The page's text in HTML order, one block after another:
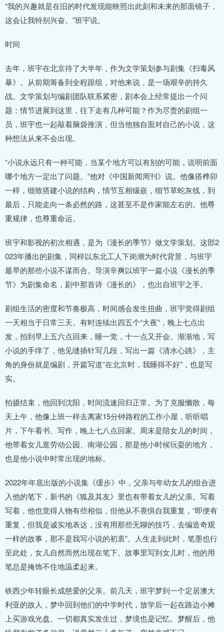
“我的兴趣就是在旧的时代发现能映照出此刻和未来的那面镜子，
这会让我特别兴奋。”班宇说。
时间
去年，班宇在北京待了大半年，作为文学策划参与剧集《扫毒风
暴》。从前期筹备到全程跟组，对他来说，是一场艰辛的持久
战。文学策划与编剧团队联系紧密，剧本会上经常提出一个问
题：情节进展到这里，往下走有几种可能？作为尽责的剧组一
员，班宇也一起敲着脑袋推演，但当他独自面对自己的小说，这
种想法从来不会出现。
“小说永远只有一种可能，当某个地方可以有别的可能，说明前面
哪个地方一定出了问题。”他对《中国新闻周刊》说。他像搭榫卯
一样，细致搭建小说的结构，情节互相镶嵌，细节草蛇灰线，到
最后，只能走向一条必然的路，这甚至不是作家能左右的。他尊
重规律，也尊重命运。
班宇和影视的初次相遇，是为《漫长的季节》做文学策划。这部2
023年播出的剧集，同样以东北工人下岗潮为时代背景，与班宇
最早的那些小说不谋而合。导演辛爽以班宇一篇小说《漫长的季
节》为剧集命名，剧中那首诗《漫长的》，也出自班宇之手。
剧组生活的密度和节奏极高，时间感会发生扭曲，班宇觉得剧组
一天相当于日常三天。有时连续出四五个“大夜”，晚上七点出
发，拍到早上五六点回来，睡一觉，十一点又开会。渐渐地，写
小说的手痒了，他见缝插针写几段，写出一篇《清水心跳》，主
角的身份就是编剧，开篇写道“在北京时，我睡得不好”，也是写
实。
拍摄结束，他回到沈阳，时间流速回归正常。为了克服懒散，每
天上午，他像上班一样去离家15分钟路程的工作小屋，听听唱
片，下午看书、写作，晚上七八点回家。周末是陪女儿的时间，
他带着女儿逛劳动公园、南湖公园，那是他小时候玩耍的地方，
也是他小说中时常出现的地标。
2022年年底出版的小说集《缓步》中，父亲与年幼女儿的组合进
入他的笔下，新书的《狐及其友》里也有带着女儿的父亲。写着
写着，他也觉得人物有些相似，但他从不畏惧自我重复，“即便有
重复，但我是诚实地表达，没有用那些无聊的技巧，去编造奇观
一样的故事，那不是我写小说的初衷”。人生走到此时，笔墨也行
至此处，女儿自然而然出现在笔下。故事里写到女儿时，他的用
笔总是掩饰不住地温柔起来。
铁西少年转眼长成慈爱的父亲。前几天，班宇梦到一个定居澳大
利亚的故人，梦中回到他们的中学时代，放学后一起在路边小摊
上买游戏光盘。一切都真实发生过，梦境也是记忆。梦醒后，他